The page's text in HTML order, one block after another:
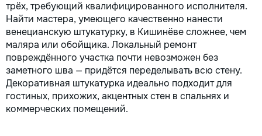
трёх, требующий квалифицированного исполнителя.
Найти мастера, умеющего качественно нанести
венецианскую штукатурку, в Кишинёве сложнее, чем
маляра или обойщика. Локальный ремонт
повреждённого участка почти невозможен без
заметного шва — придётся переделывать всю стену.
Декоративная штукатурка идеально подходит для
гостиных, прихожих, акцентных стен в спальнях и
коммерческих помещений.